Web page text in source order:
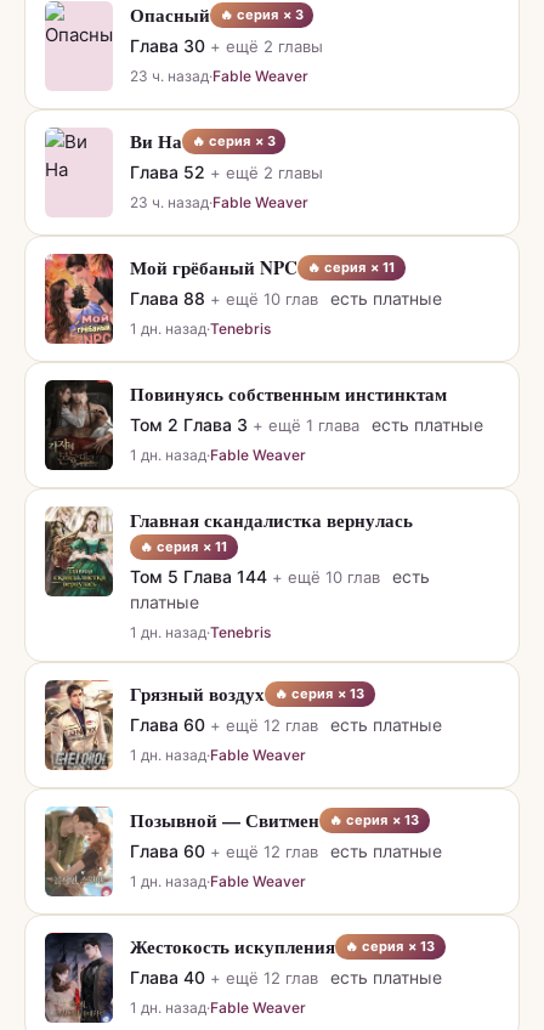
Опасный 🔥 серия ×3
Глава 30 + ещё 2 главы
23 ч. назад·Fable Weaver
Ви На 🔥 серия ×3
Глава 52 + ещё 2 главы
23 ч. назад·Fable Weaver
Мой грёбаный NPC 🔥 серия ×11
Глава 88 + ещё 10 глав есть платные
1 дн. назад·Tenebris
Повинуясь собственным инстинктам
Том 2 Глава 3 + ещё 1 глава есть платные
1 дн. назад·Fable Weaver
Главная скандалистка вернулась
🔥 серия ×11
Том 5 Глава 144 + ещё 10 глав
есть
платные
1 дн. назад·Tenebris
Грязный воздух 🔥 серия ×13
Глава 60 + ещё 12 глав есть платные
1 дн. назад·Fable Weaver
Позывной — Свитмен 🔥 серия ×13
Глава 60 + ещё 12 глав есть платные
1 дн. назад·Fable Weaver
Жестокость искупления 🔥 серия ×13
Глава 40 + ещё 12 глав есть платные
1 дн. назад·Fable Weaver